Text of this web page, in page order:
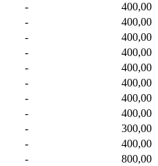
-
400,00
-
400,00
-
400,00
-
400,00
-
400,00
-
400,00
-
400,00
-
400,00
-
300,00
-
400,00
-
800,00